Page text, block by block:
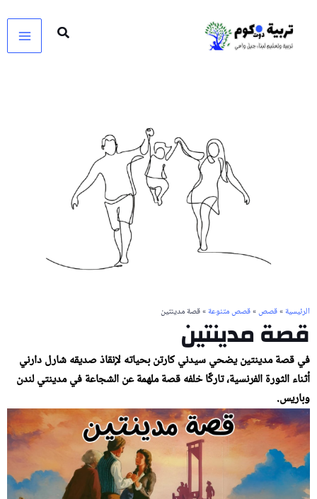
المحتوى
الرئيسية»قصص»قصص متنوعة» قصة مدينتين
قصة مدينتين
في قصة مدينتين يضحي سيدني كارتن بحياته لإنقاذ صديقه شارل دارني
أثناء الثورة الفرنسية، تاركًا خلفه قصة ملهمة عن الشجاعة في مدينتي لندن
وباريس.